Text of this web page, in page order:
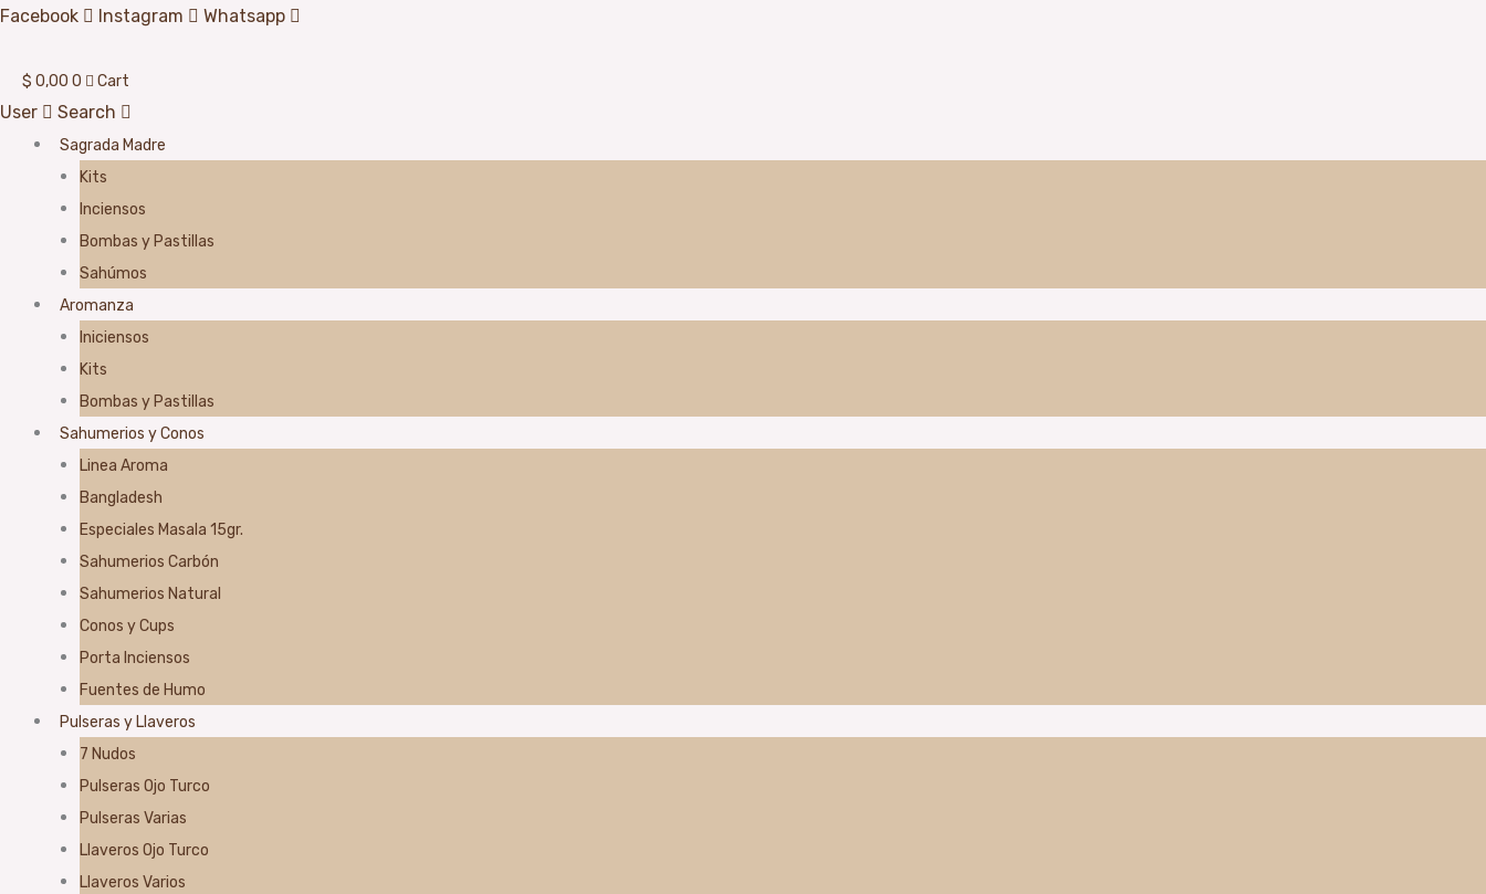
Ir
contenido
Facebook Instagram Whatsapp
$ 0,00 0 Cart
User Search
Sagrada Madre
Kits
Inciensos
Bombas y Pastillas
Sahúmos
Aromanza
Iniciensos
Kits
Bombas y Pastillas
Sahumerios y Conos
Linea Aroma
Bangladesh
Especiales Masala 15gr.
Sahumerios Carbón
Sahumerios Natural
Conos y Cups
Porta Inciensos
Fuentes de Humo
Pulseras y Llaveros
7 Nudos
Pulseras Ojo Turco
Pulseras Varias
Llaveros Ojo Turco
Llaveros Varios